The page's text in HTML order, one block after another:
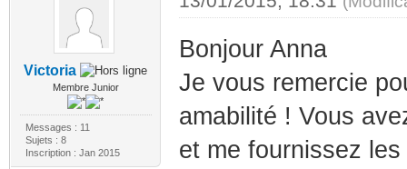
Victoria
Membre Junior
Messages : 11
Sujets : 8
Inscription : Jan 2015
Bonjour Anna
Je vous remercie
amabilité ! Vous
et me fournissez